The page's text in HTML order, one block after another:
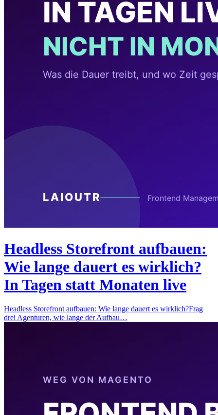
Headless Storefront aufbauen:
Wie lange dauert es wirklich?
In Tagen statt Monaten live
Headless Storefront aufbauen: Wie lange dauert es wirklich?Frag
drei Agenturen, wie lange der Aufbau…